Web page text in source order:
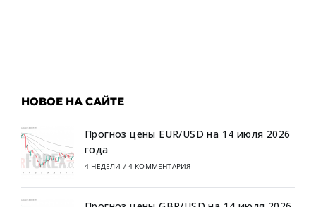
НОВОЕ НА САЙТЕ
Прогноз цены EUR/USD на 14 июля 2026
года
4 НЕДЕЛИ / 4 КОММЕНТАРИЯ